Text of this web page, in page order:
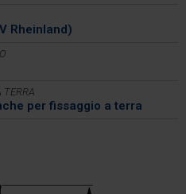
Rheinland)
TERRA
per fissaggio a terra